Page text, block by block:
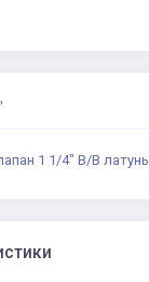
1 1/4" В/В латунь